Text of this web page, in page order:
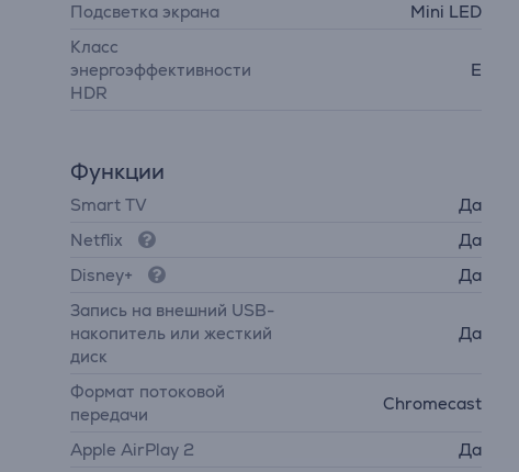
Подсветка экрана
Mini LED
Класс
энергоэффективности
HDR
E
Функции
Smart TV
Да
Netflix
Да
Disney+
Да
Запись на внешний USB-
накопитель или жесткий
диск
Да
Формат потоковой
передачи
Chromecast
Apple AirPlay 2
Да